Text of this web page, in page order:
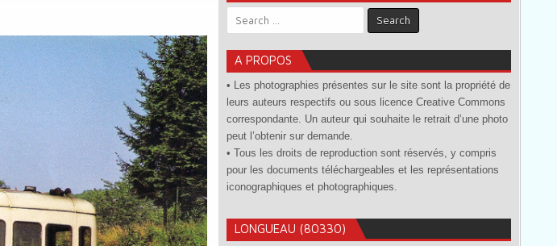
Search for:
A PROPOS
• Les photographies présentes sur le site sont la propriété de
leurs auteurs respectifs ou sous licence Creative Commons
correspondante. Un auteur qui souhaite le retrait d’une photo
peut l’obtenir sur demande.
• Tous les droits de reproduction sont réservés, y compris
pour les documents téléchargeables et les représentations
iconographiques et photographiques.
LONGUEAU (80330)